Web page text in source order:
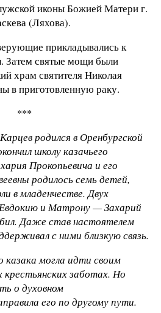
иконы Божией Матери г.
(Ляхова).
прикладывались к
Затем святые мощи были
храм святителя Николая
в приготовленную раку.
***
родился в Оренбургской
школу казачьего
Прокопьевича и его
родилось семь детей,
в младенчестве. Двух
и Матрону — Захарий
Даже став настоятелем
с ними близкую связь.
казака могла идти своим
заботах. Но
о духовном
его по другому пути.